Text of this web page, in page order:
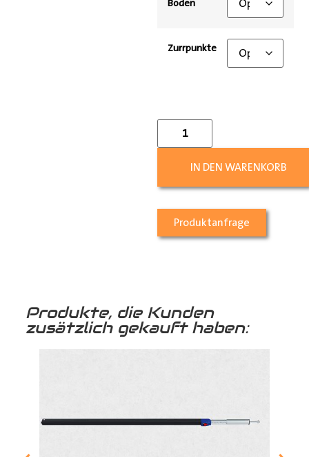
Boden
Zurrpunkte
IN DEN WARENKORB
Produktanfrage
Produkte, die Kunden
zusätzlich gekauft haben: